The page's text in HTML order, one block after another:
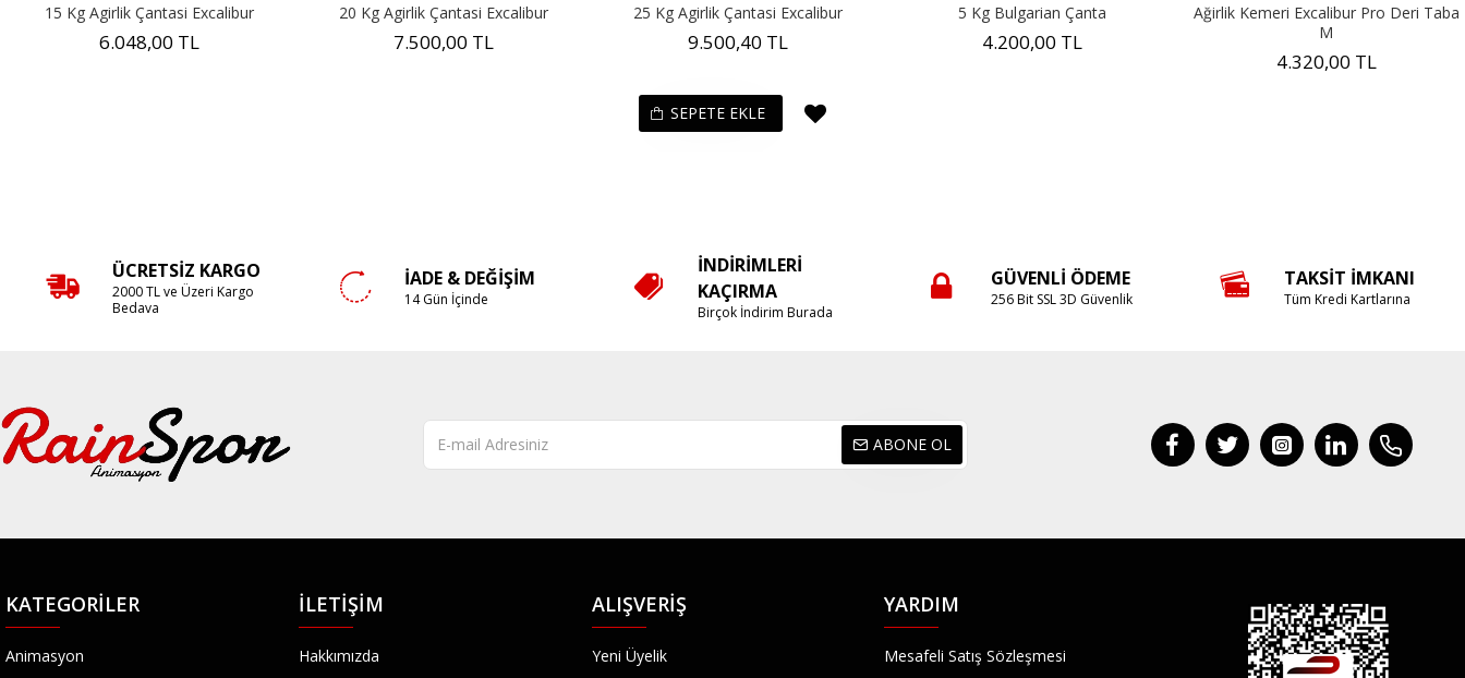
15 Kg Agirlik Çantasi Excalibur
6.048,00 TL
20 Kg Agirlik Çantasi Excalibur
7.500,00 TL
25 Kg Agirlik Çantasi Excalibur
9.500,40 TL
SEPETE EKLE
5 Kg Bulgarian Çanta
4.200,00 TL
Ağirlik Kemeri Excalibur Pro Deri Taba
M
4.320,00 TL
ÜCRETSIZ KARGO
2000 TL ve Üzeri Kargo
Bedava
İADE & DEĞIŞIM
14 Gün İçinde
İNDIRIMLERI
KAÇIRMA
Birçok İndirim Burada
GÜVENLI ÖDEME
256 Bit SSL 3D Güvenlik
TAKSIT İMKANI
Tüm Kredi Kartlarına
ABONE OL
KATEGORILER
Animasyon
İLETIŞIM
Hakkımızda
ALIŞVERIŞ
Yeni Üyelik
YARDIM
Mesafeli Satış Sözleşmesi